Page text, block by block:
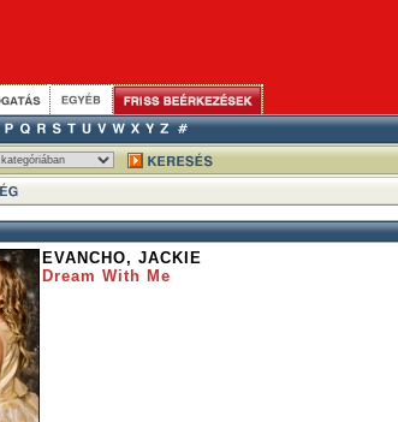
EVANCHO, JACKIE
Dream With Me